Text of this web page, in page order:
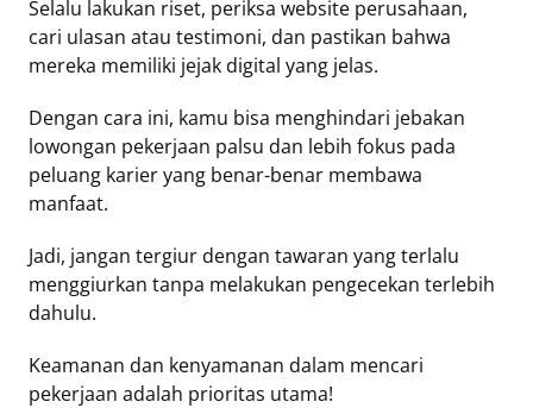
Selalu lakukan riset, periksa website perusahaan,
cari ulasan atau testimoni, dan pastikan bahwa
mereka memiliki jejak digital yang jelas.
Dengan cara ini, kamu bisa menghindari jebakan
lowongan pekerjaan palsu dan lebih fokus pada
peluang karier yang benar-benar membawa
manfaat.
Jadi, jangan tergiur dengan tawaran yang terlalu
menggiurkan tanpa melakukan pengecekan terlebih
dahulu.
Keamanan dan kenyamanan dalam mencari
pekerjaan adalah prioritas utama!